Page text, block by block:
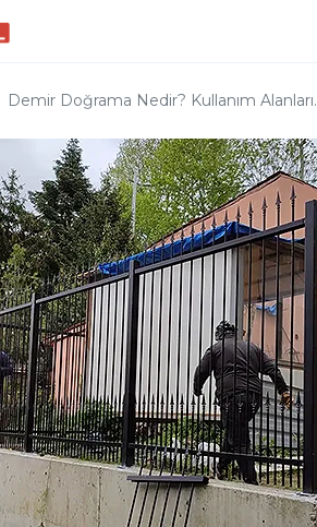
Demir Doğrama Nedir? Kullanım Alanları.